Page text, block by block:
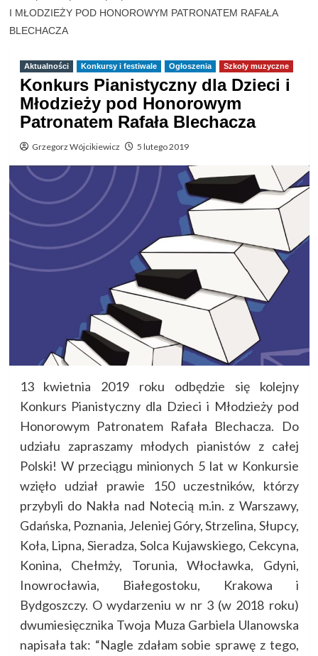
I MŁODZIEŻY POD HONOROWYM PATRONATEM RAFAŁA
BLECHACZA
Aktualności Konkursy i festiwale Ogłoszenia Szkoły muzyczne
Konkurs Pianistyczny dla Dzieci i
Młodzieży pod Honorowym
Patronatem Rafała Blechacza
Grzegorz Wójcikiewicz 5 lutego 2019
13 kwietnia 2019 roku odbędzie się kolejny
Konkurs Pianistyczny dla Dzieci i Młodzieży pod
Honorowym Patronatem Rafała Blechacza. Do
udziału zapraszamy młodych pianistów z całej
Polski! W przeciągu minionych 5 lat w Konkursie
wzięło udział prawie 150 uczestników, którzy
przybyli do Nakła nad Notecią m.in. z Warszawy,
Gdańska, Poznania, Jeleniej Góry, Strzelina, Słupcy,
Koła, Lipna, Sieradza, Solca Kujawskiego, Cekcyna,
Konina, Chełmży, Torunia, Włocławka, Gdyni,
Inowrocławia, Białegostoku, Krakowa i
Bydgoszczy. O wydarzeniu w nr 3 (w 2018 roku)
dwumiesięcznika Twoja Muza Garbiela Ulanowska
napisała tak: “Nagle zdałam sobie sprawę z tego,